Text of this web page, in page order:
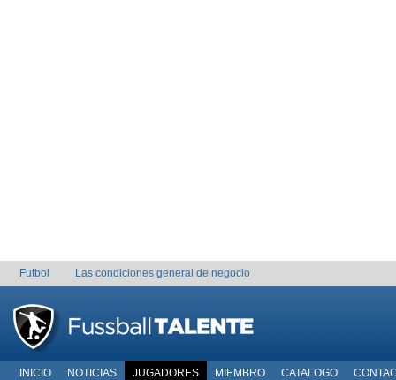
Futbol Las condiciones general de negocio
INICIO NOTICIAS JUGADORES MIEMBRO CATALOGO